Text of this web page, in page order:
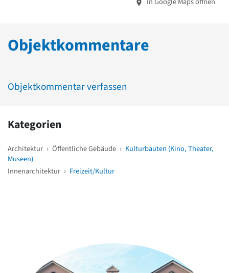
Objektkommentare
Objektkommentar verfassen
Kategorien
Architektur › Öffentliche Gebäude › Kulturbauten (Kino, Theater,
Museen)
Innenarchitektur › Freizeit/Kultur